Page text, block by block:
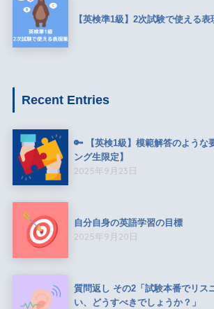
【英検準1級】2次試験で使える表
Recent Entries
🔑 【英検1級】模範解答のような
ング生限定】
2025年9月23日
自分自身の英語学習の目標
2025年9月20日
質問返し その2「試験本番でリス
い、どうすべきでしょうか？」